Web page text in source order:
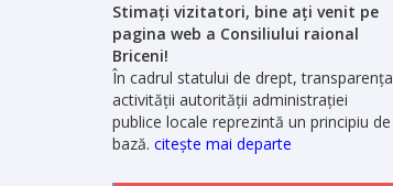
Stimați vizitatori, bine ați venit pe
pagina web a Consiliului raional
Briceni!
În cadrul statului de drept, transparența
activității autorității administrației
publice locale reprezintă un principiu de
bază. citește mai departe